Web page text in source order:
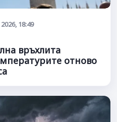
18:49
връхлита
отново